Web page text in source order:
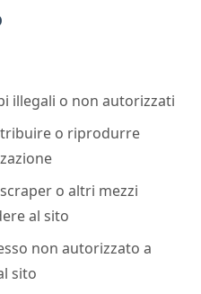
illegali o non autorizzati
o riprodurre
o altri mezzi
al sito
non autorizzato a
sito